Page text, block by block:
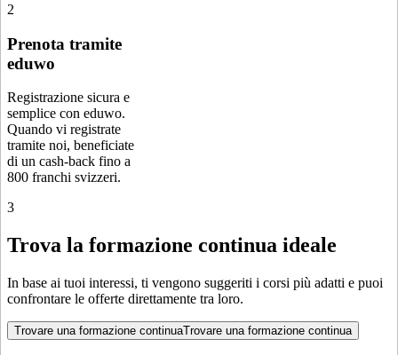
2
Prenota tramite
eduwo
Registrazione sicura e
semplice con eduwo.
Quando vi registrate
tramite noi, beneficiate
di un cash-back fino a
800 franchi svizzeri.
3
Trova la formazione continua ideale
In base ai tuoi interessi, ti vengono suggeriti i corsi più adatti e puoi
confrontare le offerte direttamente tra loro.
Trovare una formazione continuaTrovare una formazione continua